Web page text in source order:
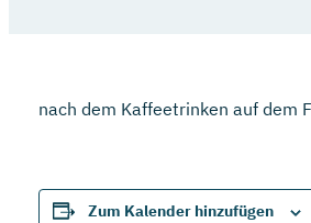
nach dem Kaffeetrinken auf dem
Zum Kalender hinzufügen